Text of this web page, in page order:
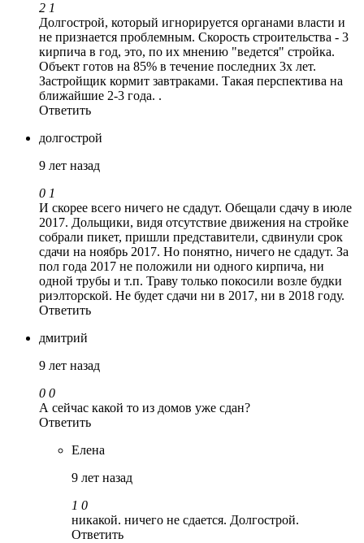
2 1
Долгострой, который игнорируется органами власти и
не признается проблемным. Скорость строительства - 3
кирпича в год, это, по их мнению "ведется" стройка.
Объект готов на 85% в течение последних 3х лет.
Застройщик кормит завтраками. Такая перспектива на
ближайшие 2-3 года. .
Ответить
долгострой
9 лет назад
0 1
И скорее всего ничего не сдадут. Обещали сдачу в июле
2017. Дольщики, видя отсутствие движения на стройке
собрали пикет, пришли представители, сдвинули срок
сдачи на ноябрь 2017. Но понятно, ничего не сдадут. За
пол года 2017 не положили ни одного кирпича, ни
одной трубы и т.п. Траву только покосили возле будки
риэлторской. Не будет сдачи ни в 2017, ни в 2018 году.
Ответить
дмитрий
9 лет назад
0 0
А сейчас какой то из домов уже сдан?
Ответить
Елена
9 лет назад
1 0
никакой. ничего не сдается. Долгострой.
Ответить